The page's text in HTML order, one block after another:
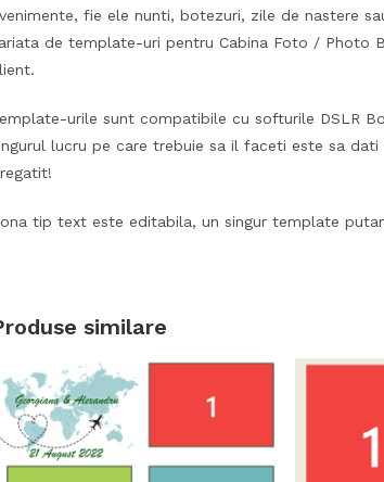
fie ele nunti, botezuri, zile de nastere
de template-uri pentru Cabina Foto /
urile sunt compatibile cu softurile DSLR
lucru pe care trebuie sa il faceti este sa
tip text este editabila, un singur template
similare